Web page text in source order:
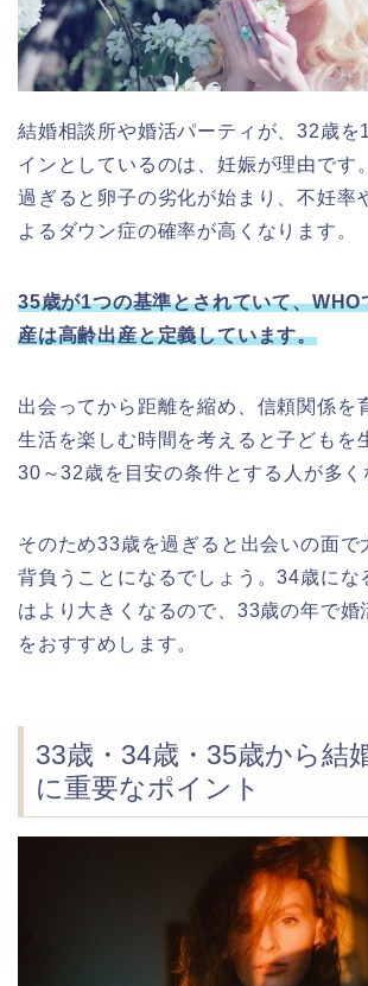
結婚相談所や婚活パーティが、32歳を
インとしているのは、妊娠が理由です
過ぎると卵子の劣化が始まり、不妊率
よるダウン症の確率が高くなります。
35歳が1つの基準とされていて、WHO
産は高齢出産と定義しています。
出会ってから距離を縮め、信頼関係を
生活を楽しむ時間を考えると子どもを
30～32歳を目安の条件とする人が多く
そのため33歳を過ぎると出会いの面で
背負うことになるでしょう。34歳にな
はより大きくなるので、33歳の年で婚
をおすすめします。
33歳・34歳・35歳から結
に重要なポイント